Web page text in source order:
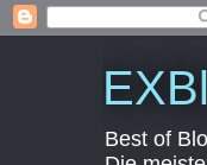
Best of